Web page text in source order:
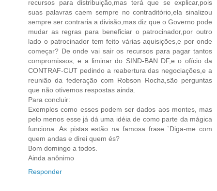
recursos para distribuição,mas terá que se explicar,pois
suas palavras caem sempre no contraditório,ela sinalizou
sempre ser contraria a divisão,mas diz que o Governo pode
mudar as regras para beneficiar o patrocinador,por outro
lado o patrocinador tem feito várias aquisições,e por onde
começar? De onde vai sair os recursos para pagar tantos
compromissos, e a liminar do SIND-BAN DF,e o ofício da
CONTRAF-CUT pedindo a reabertura das negociações,e a
reunião da federação com Robson Rocha,são perguntas
que não otivemos respostas ainda.
Para concluir:
Exemplos como esses podem ser dados aos montes, mas
pelo menos esse já dá uma idéia de como parte da mágica
funciona. As pistas estão na famosa frase `Diga-me com
quem andas e direi quem és?
Bom domingo a todos.
Ainda anônimo
Responder